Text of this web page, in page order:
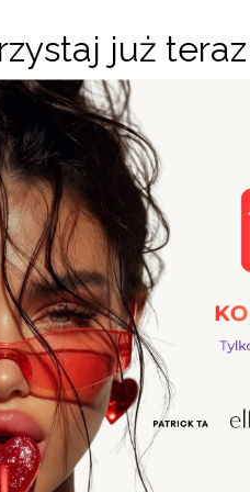
własnego domu.
OLAPLEX to innowacyjny
W naszym sklepie
im lśniący wygląd.
pierwszym użyciu tych
farbowania włosów.
włosy będą wyglądały
agresywnych
który dzięki swojemu
włosy zyskują gładszą
już